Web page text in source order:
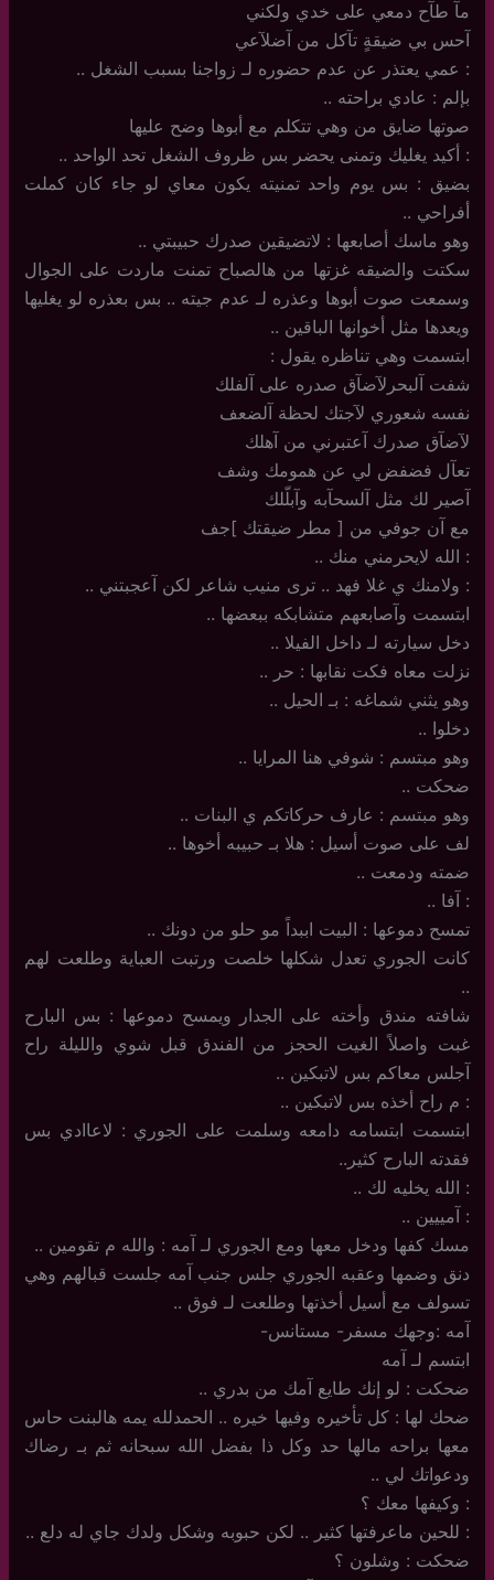
مآ طآح دمعي على خدي ولكني
آحس بي ضيقةٍ تآكل من آضلآعي
: عمي يعتذر عن عدم حضوره لـ زواجنا بسبب الشغل ..
بإلم : عادي براحته ..
صوتها ضايق من وهي تتكلم مع أبوها وضح عليها
: أكيد يغليك وتمنى يحضر بس ظروف الشغل تحد الواحد ..
بضيق : بس يوم واحد تمنيته يكون معاي لو جاء كان كملت
أفراحي ..
وهو ماسك أصابعها : لاتضيقين صدرك حبيبتي ..
سكتت والضيقه غزتها من هالصباح تمنت ماردت على الجوال
وسمعت صوت أبوها وعذره لـ عدم جيته .. بس بعذره لو يغليها
ويعدها مثل أخوانها الباقين ..
ابتسمت وهي تناظره يقول :
شفت آلبحرلآضآق صدره على آلفلك
نفسه شعوري لآجتك لحظة آلضعف
لآضآق صدرك آعتبرني من آهلك
تعآل فضفض لي عن همومك وشف
آصير لك مثل آلسحآبه وآبلّلك
مع آن جوفي من [ مطر ضيقتك ]جف
: الله لايحرمني منك ..
: ولامنك ي غلا فهد .. ترى منيب شاعر لكن آعجبتني ..
ابتسمت وآصابعهم متشابكه ببعضها ..
دخل سيارته لـ داخل الفيلا ..
نزلت معاه فكت نقابها : حر ..
وهو يثني شماغه : بـ الحيل ..
دخلوا ..
وهو مبتسم : شوفي هنا المرايا ..
ضحكت ..
وهو مبتسم : عارف حركاتكم ي البنات ..
لف على صوت أسيل : هلا بـ حبيبه أخوها ..
ضمته ودمعت ..
: آفا ..
تمسح دموعها : البيت اببداً مو حلو من دونك ..
كانت الجوري تعدل شكلها خلصت ورتبت العباية وطلعت لهم
..
شافته مندق وأخته على الجدار ويمسح دموعها : بس البارح
غبت واصلاً الغيت الحجز من الفندق قبل شوي والليلة راح
آجلس معاكم بس لاتبكين ..
: م راح أخذه بس لاتبكين ..
ابتسمت ابتسامه دامعه وسلمت على الجوري : لاعاادي بس
فقدته البارح كثير..
: الله يخليه لك ..
: آمييين ..
مسك كفها ودخل معها ومع الجوري لـ آمه : والله م تقومين ..
دنق وضمها وعقبه الجوري جلس جنب آمه جلست قبالهم وهي
تسولف مع أسيل أخذتها وطلعت لـ فوق ..
آمه :وجهك مسفر- مستانس-
ابتسم لـ آمه
ضحكت : لو إنك طايع آمك من بدري ..
ضحك لها : كل تأخيره وفيها خيره .. الحمدلله يمه هالبنت حاس
معها براحه مالها حد وكل ذا بفضل الله سبحانه ثم بـ رضاك
ودعواتك لي ..
: وكيفها معك ؟
: للحين ماعرفتها كثير .. لكن حبوبه وشكل ولدك جاي له دلع ..
ضحكت : وشلون ؟